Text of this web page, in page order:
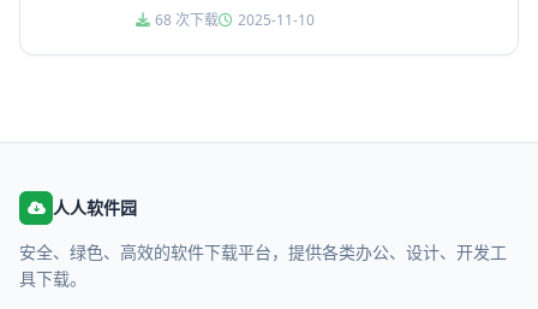
能，包括支持输入输出符合RSS2.0、
68 次下载 2025-11-10
人人软件园
安全、绿色、高效的软件下载平台，提供各类办公、设计、开发工
具下载。